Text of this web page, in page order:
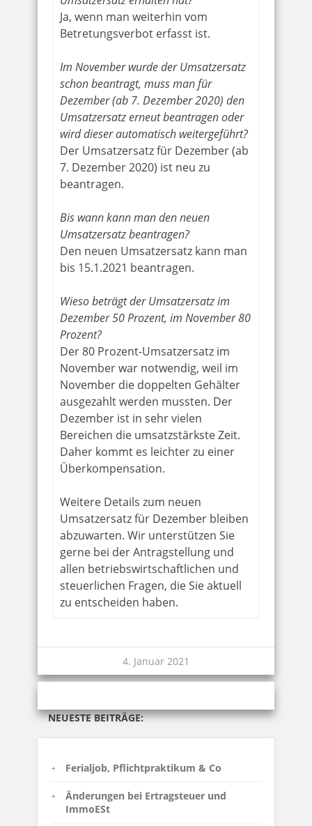
NEUESTE BEITRÄGE:
Ferialjob, Pflichtpraktikum & Co
Änderungen bei Ertragsteuer und
ImmoESt
Ja, wenn man weiterhin vom
Betretungsverbot erfasst ist.
Im November wurde der Umsatzersatz
schon beantragt, muss man für
Dezember (ab 7. Dezember 2020) den
Umsatzersatz erneut beantragen oder
wird dieser automatisch weitergeführt?
Der Umsatzersatz für Dezember (ab
7. Dezember 2020) ist neu zu
beantragen.
Bis wann kann man den neuen
Umsatzersatz beantragen?
Den neuen Umsatzersatz kann man
bis 15.1.2021 beantragen.
Wieso beträgt der Umsatzersatz im
Dezember 50 Prozent, im November 80
Prozent?
Der 80 Prozent-Umsatzersatz im
November war notwendig, weil im
November die doppelten Gehälter
ausgezahlt werden mussten. Der
Dezember ist in sehr vielen
Bereichen die umsatzstärkste Zeit.
Daher kommt es leichter zu einer
Überkompensation.
Weitere Details zum neuen
Umsatzersatz für Dezember bleiben
abzuwarten. Wir unterstützen Sie
gerne bei der Antragstellung und
allen betriebswirtschaftlichen und
steuerlichen Fragen, die Sie aktuell
zu entscheiden haben.
4. Januar 2021